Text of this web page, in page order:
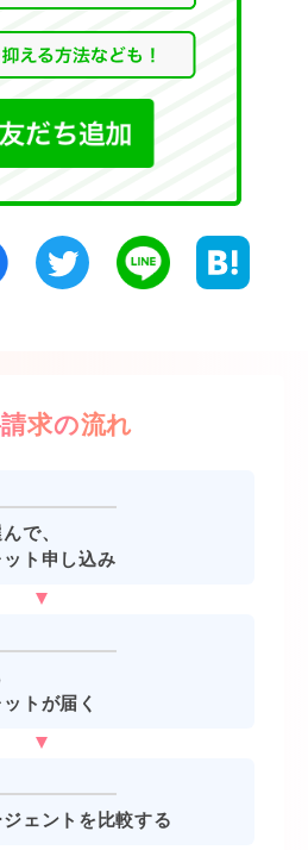
求の流れ
で、
ト申し込み
トが届く
ェントを比較する